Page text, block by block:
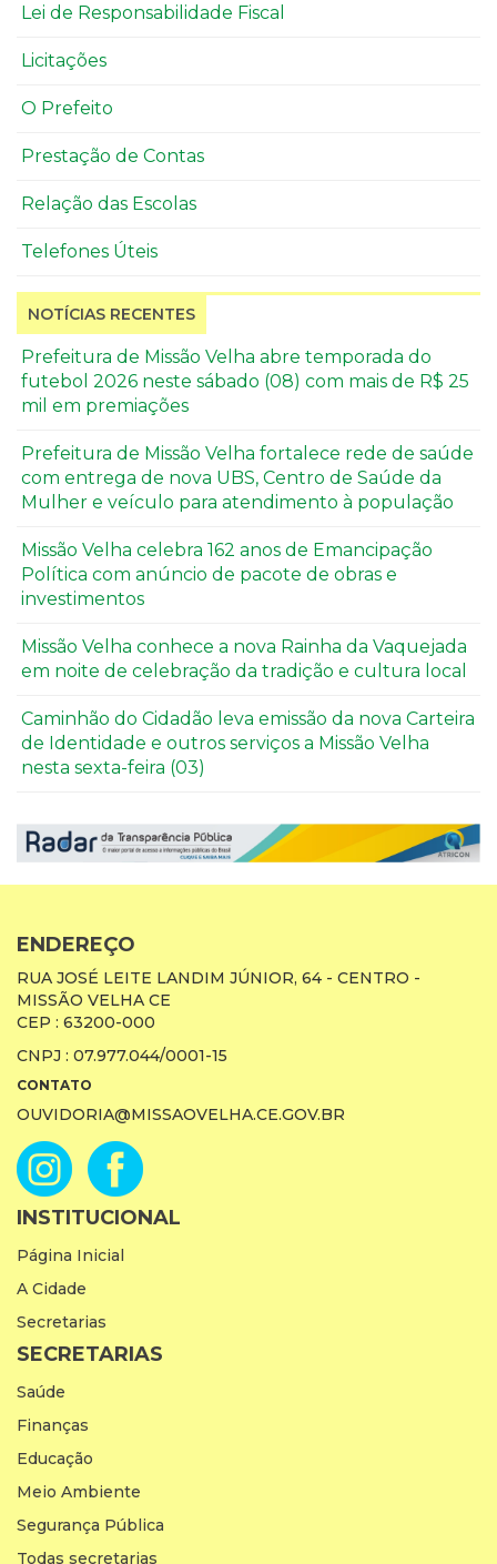
Lei de Responsabilidade Fiscal
Licitações
O Prefeito
Prestação de Contas
Relação das Escolas
Telefones Úteis
NOTÍCIAS RECENTES
Prefeitura de Missão Velha abre temporada do
futebol 2026 neste sábado (08) com mais de R$ 25
mil em premiações
Prefeitura de Missão Velha fortalece rede de saúde
com entrega de nova UBS, Centro de Saúde da
Mulher e veículo para atendimento à população
Missão Velha celebra 162 anos de Emancipação
Política com anúncio de pacote de obras e
investimentos
Missão Velha conhece a nova Rainha da Vaquejada
em noite de celebração da tradição e cultura local
Caminhão do Cidadão leva emissão da nova Carteira
de Identidade e outros serviços a Missão Velha
nesta sexta-feira (03)
ENDEREÇO
RUA JOSÉ LEITE LANDIM JÚNIOR, 64 - CENTRO -
MISSÃO VELHA CE
CEP : 63200-000
CNPJ : 07.977.044/0001-15
CONTATO
OUVIDORIA@MISSAOVELHA.CE.GOV.BR
INSTITUCIONAL
Página Inicial
A Cidade
Secretarias
SECRETARIAS
Saúde
Finanças
Educação
Meio Ambiente
Segurança Pública
Todas secretarias